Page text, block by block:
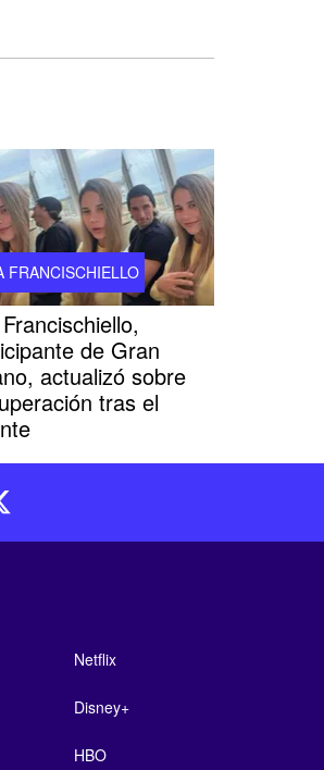
FRANCISCHIELLO
de Gran
actualizó sobre
tras el
Netflix
Disney+
HBO